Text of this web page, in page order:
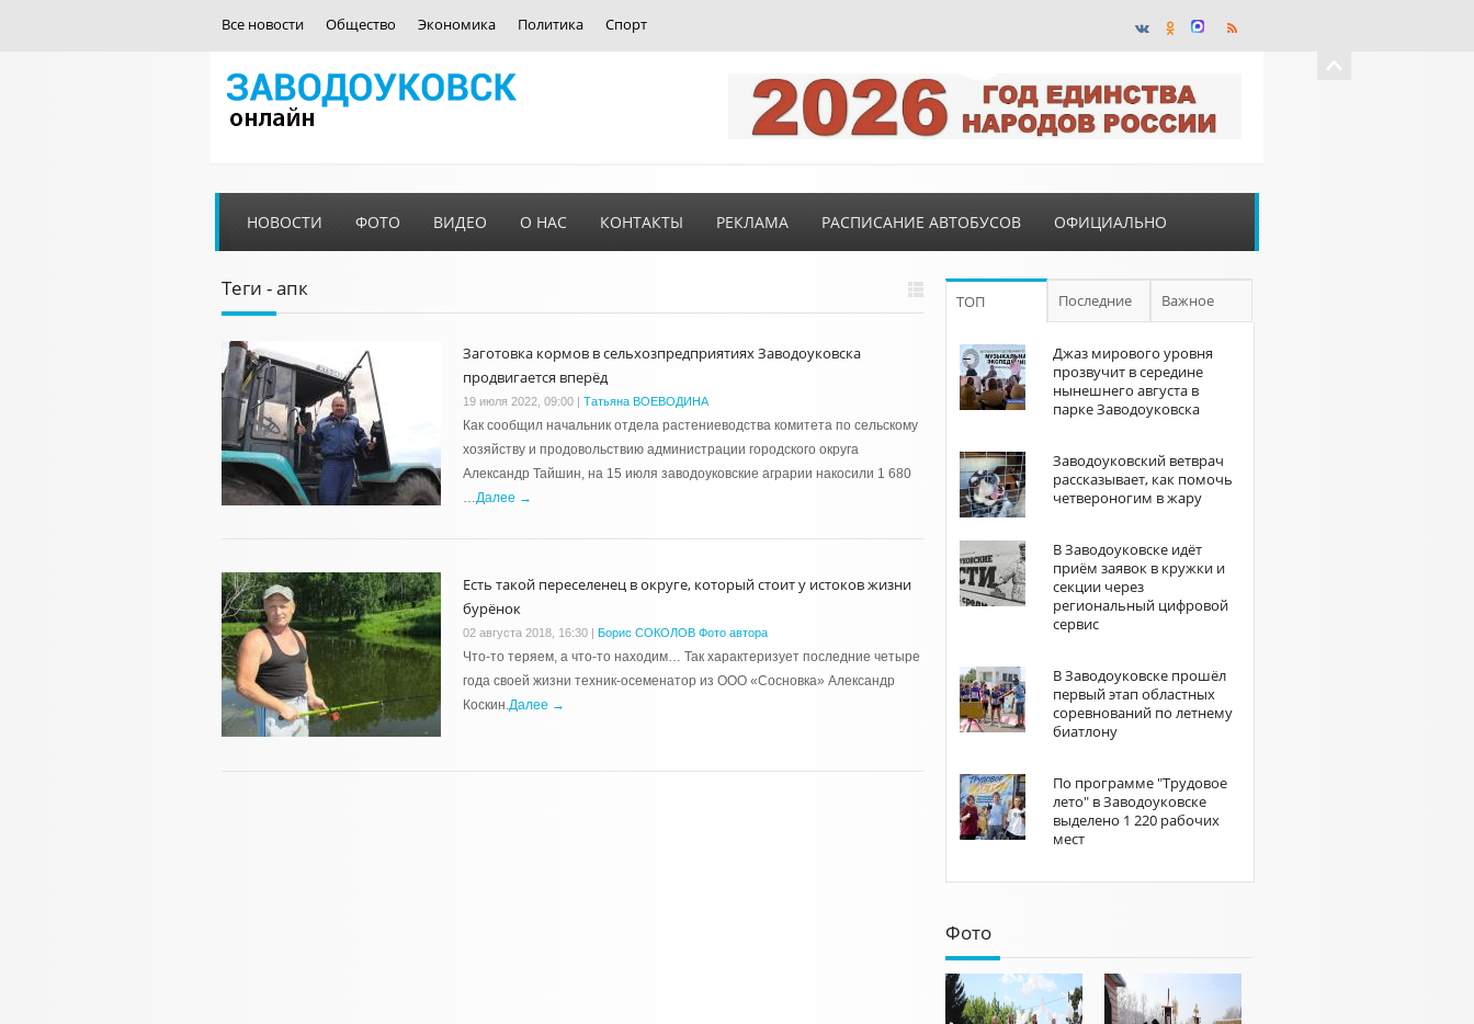
Все новости Общество Экономика Политика Спорт
НОВОСТИ ФОТО ВИДЕО О НАС КОНТАКТЫ РЕКЛАМА РАСПИСАНИЕ АВТОБУСОВ ОФИЦИАЛЬНО
Теги - апк
Заготовка кормов в сельхозпредприятиях Заводоуковска
продвигается вперёд
19 июля 2022, 09:00 | Татьяна ВОЕВОДИНА
Как сообщил начальник отдела растениеводства комитета по сельскому
хозяйству и продовольствию администрации городского округа
Александр Тайшин, на 15 июля заводоуковские аграрии накосили 1 680
…Далее →
Есть такой переселенец в округе, который стоит у истоков жизни
бурёнок
02 августа 2018, 16:30 | Борис СОКОЛОВ Фото автора
Что-то теряем, а что-то находим… Так характеризует последние четыре
года своей жизни техник-осеменатор из ООО «Сосновка» Александр
Коскин.Далее →
ТОП Последние Важное
Джаз мирового уровня
прозвучит в середине
нынешнего августа в
парке Заводоуковска
Заводоуковский ветврач
рассказывает, как помочь
четвероногим в жару
В Заводоуковске идёт
приём заявок в кружки и
секции через
региональный цифровой
сервис
В Заводоуковске прошёл
первый этап областных
соревнований по летнему
биатлону
По программе "Трудовое
лето" в Заводоуковске
выделено 1 220 рабочих
мест
Фото